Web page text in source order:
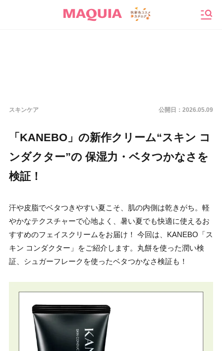
スキンケア 公開日： 2026.05.09
「KANEBO」の新作クリーム“スキン コ
ンダクター”の 保湿力・ベタつかなさを
検証！
汗や皮脂でベタつきやすい夏こそ、肌の内側は乾きがち。軽
やかなテクスチャーで心地よく、暑い夏でも快適に使えるお
すすめのフェイスクリームをお届け！ 今回は、KANEBO「ス
キン コンダクター」をご紹介します。丸餅を使った潤い検
証、シュガーフレークを使ったベタつかなさ検証も！